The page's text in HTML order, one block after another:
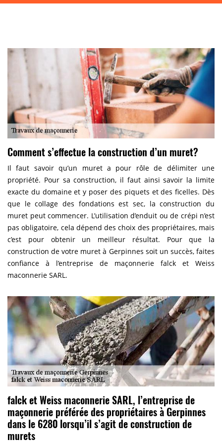
Comment s’effectue la construction d’un muret?
Il faut savoir qu’un muret a pour rôle de délimiter une
propriété. Pour sa construction, il faut ainsi savoir la limite
exacte du domaine et y poser des piquets et des ficelles. Dès
que le collage des fondations est sec, la construction du
muret peut commencer. L’utilisation d’enduit ou de crépi n’est
pas obligatoire, cela dépend des choix des propriétaires, mais
c’est pour obtenir un meilleur résultat. Pour que la
construction de votre muret à Gerpinnes soit un succès, faites
confiance à l’entreprise de maçonnerie falck et Weiss
maconnerie SARL.
falck et Weiss maconnerie SARL, l’entreprise de
maçonnerie préférée des propriétaires à Gerpinnes
dans le 6280 lorsqu’il s’agit de construction de
murets